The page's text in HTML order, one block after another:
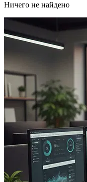
Ничего не найдено